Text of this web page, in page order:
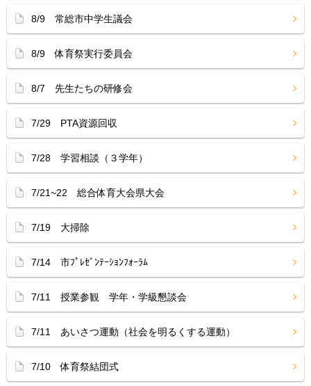
8/9 常総市中学生議会
8/9 体育祭実行委員会
8/7 先生たちの研修会
7/29 PTA資源回収
7/28 学習相談（３学年）
7/21~22 総合体育大会県大会
7/19 大掃除
7/14 市ﾌﾟﾚｾﾞﾝﾃｰｼｮﾝﾌｫｰﾗﾑ
7/11 授業参観 学年・学級懇談会
7/11 あいさつ運動（社会を明るくする運動）
7/10 体育祭結団式